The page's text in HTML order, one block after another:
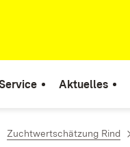
Aktuelles
Zuchtwertschätzung Rind